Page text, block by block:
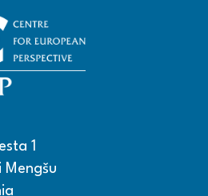
1
Mengšu